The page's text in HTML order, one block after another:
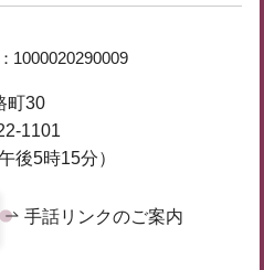
1000020290009
町30
1101
後5時15分）
手話リンクのご案内